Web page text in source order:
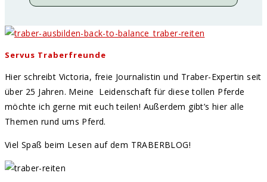
Servus Traberfreunde
Hier schreibt Victoria, freie Journalistin und Traber-Expertin seit
über 25 Jahren. Meine Leidenschaft für diese tollen Pferde
möchte ich gerne mit euch teilen! Außerdem gibt’s hier alle
Themen rund ums Pferd.
Viel Spaß beim Lesen auf dem TRABERBLOG!